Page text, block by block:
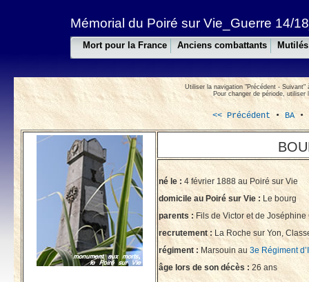
Mémorial du Poiré sur Vie_Guerre 14/
Mort pour la France Anciens combattants
Utiliser la navigation "Précédent -
Pour changer de période,
<< Précédent • BA•
né le :4 février 1888 au Poiré sur Vie
domicile au Poiré sur Vie : Le bourg
parents : Fils de Victor et de
recrutement : La Roche sur Yon,
régiment : Marsouin au3e Régiment
âge lors de son décès :26 ans